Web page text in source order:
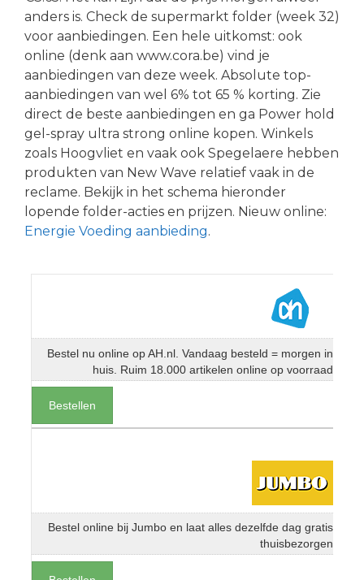
anders is. Check de supermarkt folder (week 32)
voor aanbiedingen. Een hele uitkomst: ook
online (denk aan www.cora.be) vind je
aanbiedingen van deze week. Absolute top-
aanbiedingen van wel 6% tot 65 % korting. Zie
direct de beste aanbiedingen en ga Power hold
gel-spray ultra strong online kopen. Winkels
zoals Hoogvliet en vaak ook Spegelaere hebben
produkten van New Wave relatief vaak in de
reclame. Bekijk in het schema hieronder
lopende folder-acties en prijzen. Nieuw online:
Energie Voeding aanbieding.
Bestel nu online op AH.nl. Vandaag besteld = morgen in
huis. Ruim 18.000 artikelen online op voorraad
Bestellen
Bestel online bij Jumbo en laat alles dezelfde dag gratis
thuisbezorgen